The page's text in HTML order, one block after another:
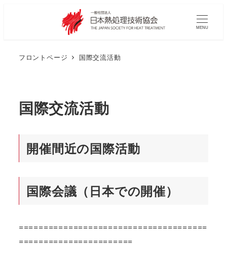
MENU
フロントページ 国際交流活動
国際交流活動
開催間近の国際活動
国際会議（日本での開催）
======================================
=======================